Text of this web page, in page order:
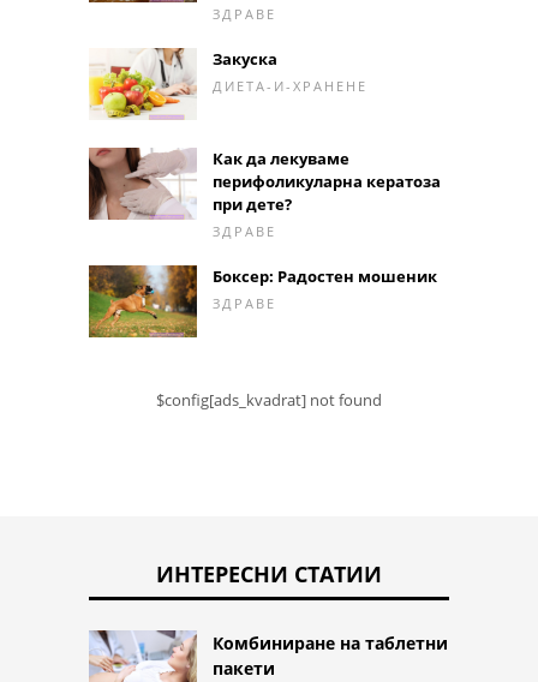
ЗДРАВЕ
Закуска
ДИЕТА-И-ХРАНЕНЕ
Как да лекуваме
перифоликуларна кератоза
при дете?
ЗДРАВЕ
Боксер: Радостен мошеник
ЗДРАВЕ
$config[ads_kvadrat] not found
ИНТЕРЕСНИ СТАТИИ
Комбиниране на таблетни
пакети